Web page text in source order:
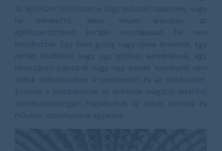
az építészet művészet-e vagy műszaki tudomány, vagy
ha mindkettő, akkor milyen arányban, az
építészettörténet korábbi korszakaiban fel sem
merülhettek. Egy ókori görög vagy római épületnél, egy
román bazilikánál vagy egy gótikus katedrálisnál, egy
reneszánsz palotánál vagy egy barokk kastélynál nem
tudjuk szétválasztani a szerkezetet és az építészetet.
Ezeknek a korszakoknak az építészei magától értetődő
természetességgel foglalkoztak az építés mérnöki és
művészi aspektusaival egyaránt.